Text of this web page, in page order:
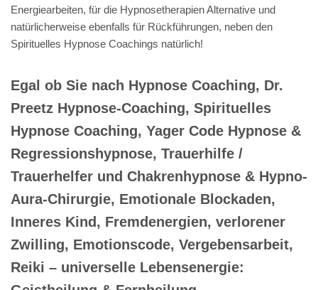
Energiearbeiten, für die Hypnosetherapien Alternative und
natürlicherweise ebenfalls für Rückführungen, neben den
Spirituelles Hypnose Coachings natürlich!
Egal ob Sie nach Hypnose Coaching, Dr.
Preetz Hypnose-Coaching, Spirituelles
Hypnose Coaching, Yager Code Hypnose &
Regressionshypnose, Trauerhilfe /
Trauerhelfer und Chakrenhypnose & Hypno-
Aura-Chirurgie, Emotionale Blockaden,
Inneres Kind, Fremdenergien, verlorener
Zwilling, Emotionscode, Vergebensarbeit,
Reiki – universelle Lebensenergie: